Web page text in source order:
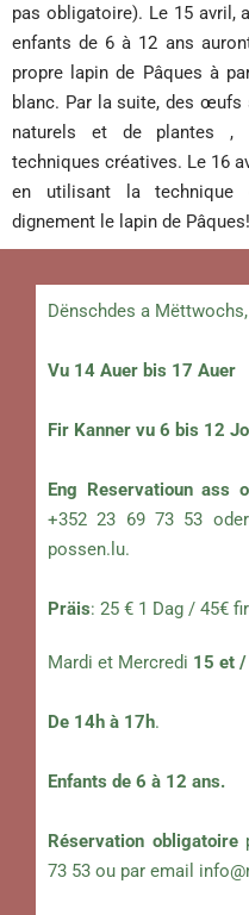
pas obligatoire). Le 15 avril,
enfants de 6 à 12 ans
propre lapin de Pâques à
blanc. Par la suite, des œufs
naturels et de plantes ,
techniques créatives. Le 16
en utilisant la technique
dignement le lapin de Pâques!
Dënschdes a Mëttwochs,
Vu 14 Auer bis 17 Auer
Fir Kanner vu 6 bis 12
Eng Reservatioun ass
+352 23 69 73 53
possen.lu.
Präis: 25 € 1 Dag / 45€
Mardi et Mercredi 15 et /
De 14h à 17h.
Enfants de 6 à 12 ans.
Réservation obligatoire
73 53 ou par email